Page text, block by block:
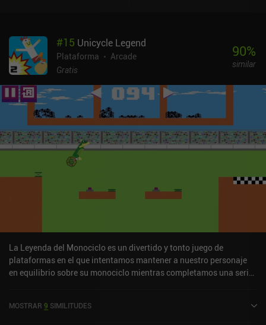
#15 Unicycle Legend
Plataforma
Arcade
Gratis
90%
similar
La Leyenda del Monociclo es un divertido y tonto juego de
plataformas en el que intentamos mantener a nuestro personaje
en equilibrio sobre su monociclo mientras completamos una serie
personaje moviéndonos hacia delante o hacia atrás sobre nuestro
MOSTRAR 9 SIMILITUDES